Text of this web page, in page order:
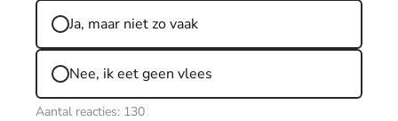
Ja, maar niet zo vaak
Nee, ik eet geen vlees
Aantal reacties: 130